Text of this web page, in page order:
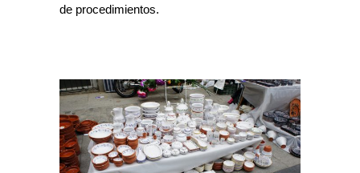
de procedimientos.